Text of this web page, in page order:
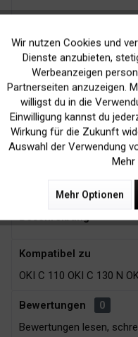
Kein Verlust der
Druckergarantie
Beschreibung
Kompatibel zu
OKI C 110 OKI C 130 N
Bewertungen
0
Bewertungen lesen,
Funktionale
Marketing
Tracking
Wir nutzen Cookies und
Dienste anzubieten,
Werbeanzeigen
Partnerseiten anzuzeigen.
willigst du in die
Einwilligung kannst du
Wirkung für die Zukunft
Auswahl der Verwendung
Mehr Optionen